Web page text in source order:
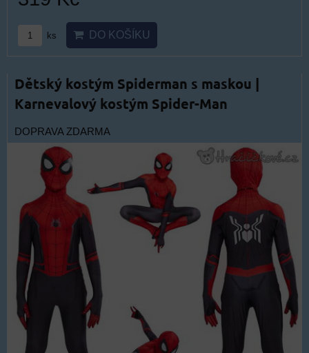
ks DO KOŠÍKU
Dětský kostým Spiderman s maskou |
Karnevalový kostým Spider-Man
DOPRAVA ZDARMA